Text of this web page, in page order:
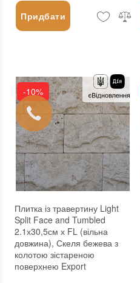
Придбати
-10%
Плитка із травертину Light
Split Face and Tumbled
2.1х30,5см х FL (вільна
довжина), Скеля бежева з
колотою зістареною
поверхнею Export